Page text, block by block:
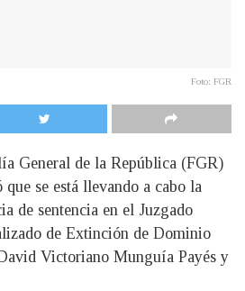
Foto: FGR
General de la República (FGR)
que se está llevando a cabo la
de sentencia en el Juzgado
de Extinción de Dominio
Victoriano Munguía Payés y